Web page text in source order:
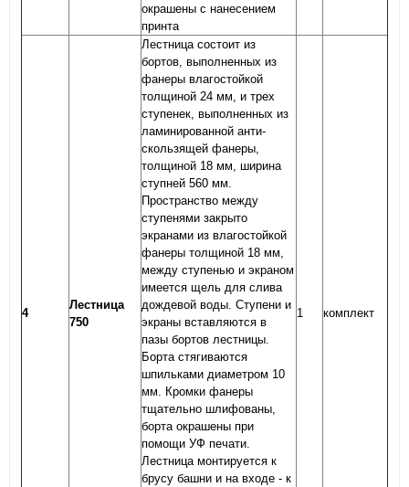
окрашены с нанесением
принта
4
Лестница
750
Лестница состоит из
бортов, выполненных из
фанеры влагостойкой
толщиной 24 мм, и трех
ступенек, выполненных из
ламинированной анти-
скользящей фанеры,
толщиной 18 мм, ширина
ступней 560 мм.
Пространство между
ступенями закрыто
экранами из влагостойкой
фанеры толщиной 18 мм,
между ступенью и экраном
имеется щель для слива
дождевой воды. Ступени и
экраны вставляются в
пазы бортов лестницы.
Борта стягиваются
шпильками диаметром 10
мм. Кромки фанеры
тщательно шлифованы,
борта окрашены при
помощи УФ печати.
Лестница монтируется к
брусу башни и на входе - к
1 комплект